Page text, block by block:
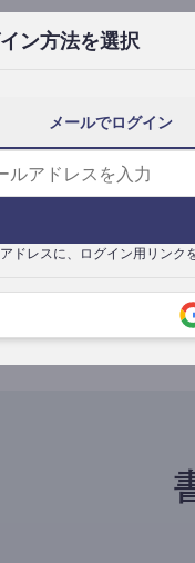
ン方法を選択
メールでログイン
ドレスに、ログイン用リンク
News